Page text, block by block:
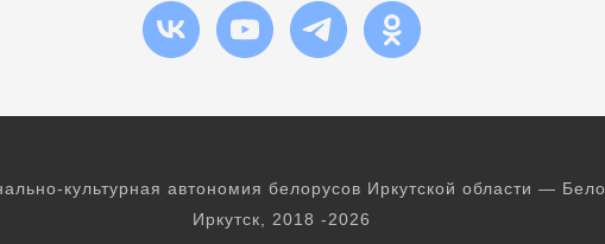
культурная автономия белорусов Иркутской области —
Иркутск, 2018 -2026